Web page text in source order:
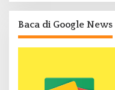
Baca di Google News